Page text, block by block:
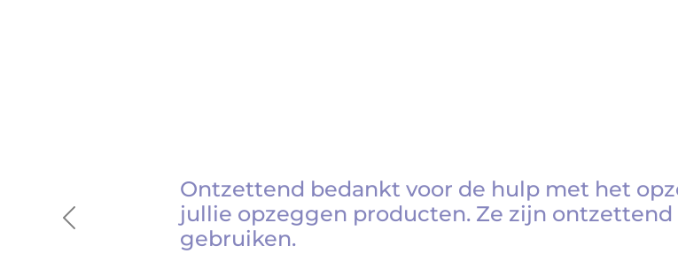
Previous
Ontzettend bedankt voor de hulp met het
jullie opzeggen producten. Ze zijn
gebruiken.